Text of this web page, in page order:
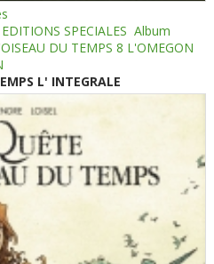
SPECIALES Album
DU TEMPS 8 L'OMEGON
L' INTEGRALE